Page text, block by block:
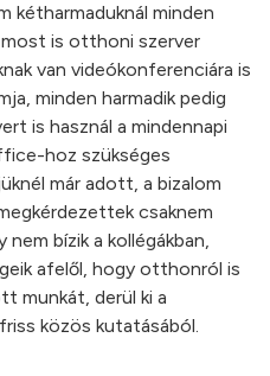
kétharmaduknál minden
most is otthoni szerver
van videókonferenciára is
minden harmadik pedig
is használ a mindennapi
hoz szükséges
már adott, a bizalom
csaknem
bízik a kollégákban,
afelől, hogy otthonról is
munkát, derül ki a
közös kutatásából.